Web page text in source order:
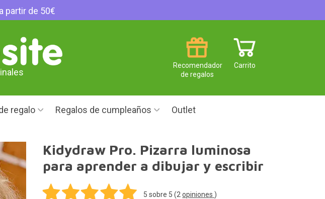
partir de 50€
Carrito
Recomendador
de regalos
regalo Regalos de cumpleaños Outlet
Kidydraw Pro. Pizarra luminosa
para aprender a dibujar y escribir
5 sobre 5 (2 opiniones )